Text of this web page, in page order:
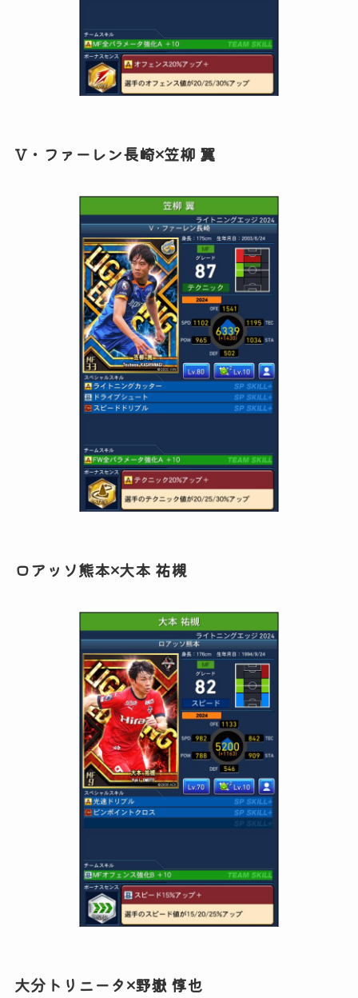
V・ファーレン長崎×笠柳 翼
ロアッソ熊本×大本 祐槻
大分トリニータ×野嶽 惇也